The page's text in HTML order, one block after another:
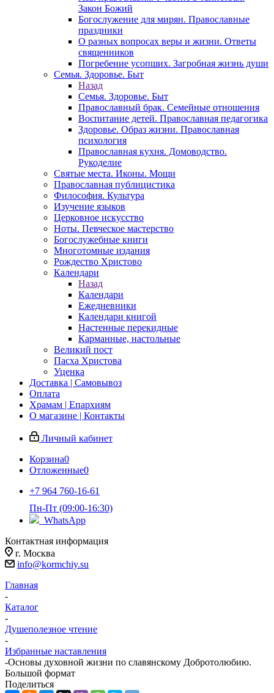
Закон Божий
Богослужение для мирян. Православные
праздники
О разных вопросах веры и жизни. Ответы
священников
Погребение усопших. Загробная жизнь души
Семья. Здоровье. Быт
Назад
Семья. Здоровье. Быт
Православный брак. Семейные отношения
Воспитание детей. Православная педагогика
Здоровье. Образ жизни. Православная
психология
Православная кухня. Домоводство.
Рукоделие
Святые места. Иконы. Мощи
Православная публицистика
Философия. Культура
Изучение языков
Церковное искусство
Ноты. Певческое мастерство
Богослужебные книги
Многотомные издания
Рождество Христово
Календари
Назад
Календари
Ежедневники
Календари книгой
Настенные перекидные
Карманные, настольные
Великий пост
Пасха Христова
Уценка
Доставка | Самовывоз
Оплата
Храмам | Епархиям
О магазине | Контакты
Личный кабинет
Корзина0
Отложенные0
+7 964 760-16-61
Пн-Пт (09:00-16:30)
WhatsApp
Контактная информация
г. Москва
info@kormchiy.su
Главная
-
Каталог
-
Душеполезное чтение
-
Избранные наставления
-Основы духовной жизни по славянскому Добротолюбию.
Большой формат
Поделиться